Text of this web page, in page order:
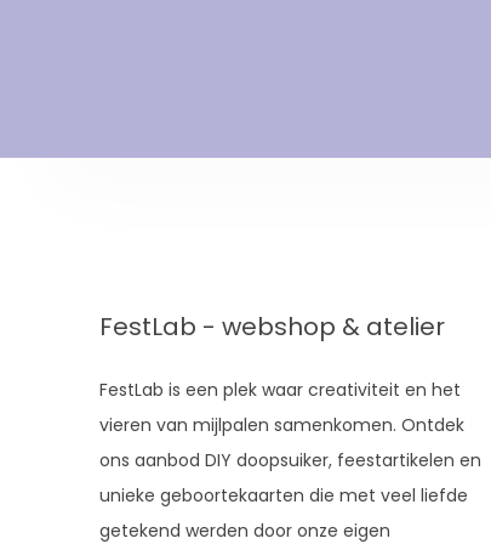
FestLab - webshop & atelier
FestLab is een plek waar creativiteit en het
vieren van mijlpalen samenkomen. Ontdek
ons aanbod DIY doopsuiker, feestartikelen en
unieke geboortekaarten die met veel liefde
getekend werden door onze eigen